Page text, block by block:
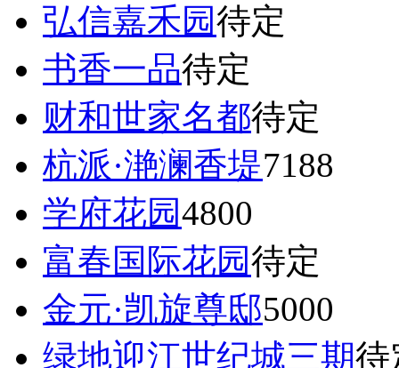
弘信嘉禾园待定
书香一品待定
财和世家名都待定
杭派·滟澜香堤7188
学府花园4800
富春国际花园待定
金元·凯旋尊邸5000
绿地迎江世纪城三期待